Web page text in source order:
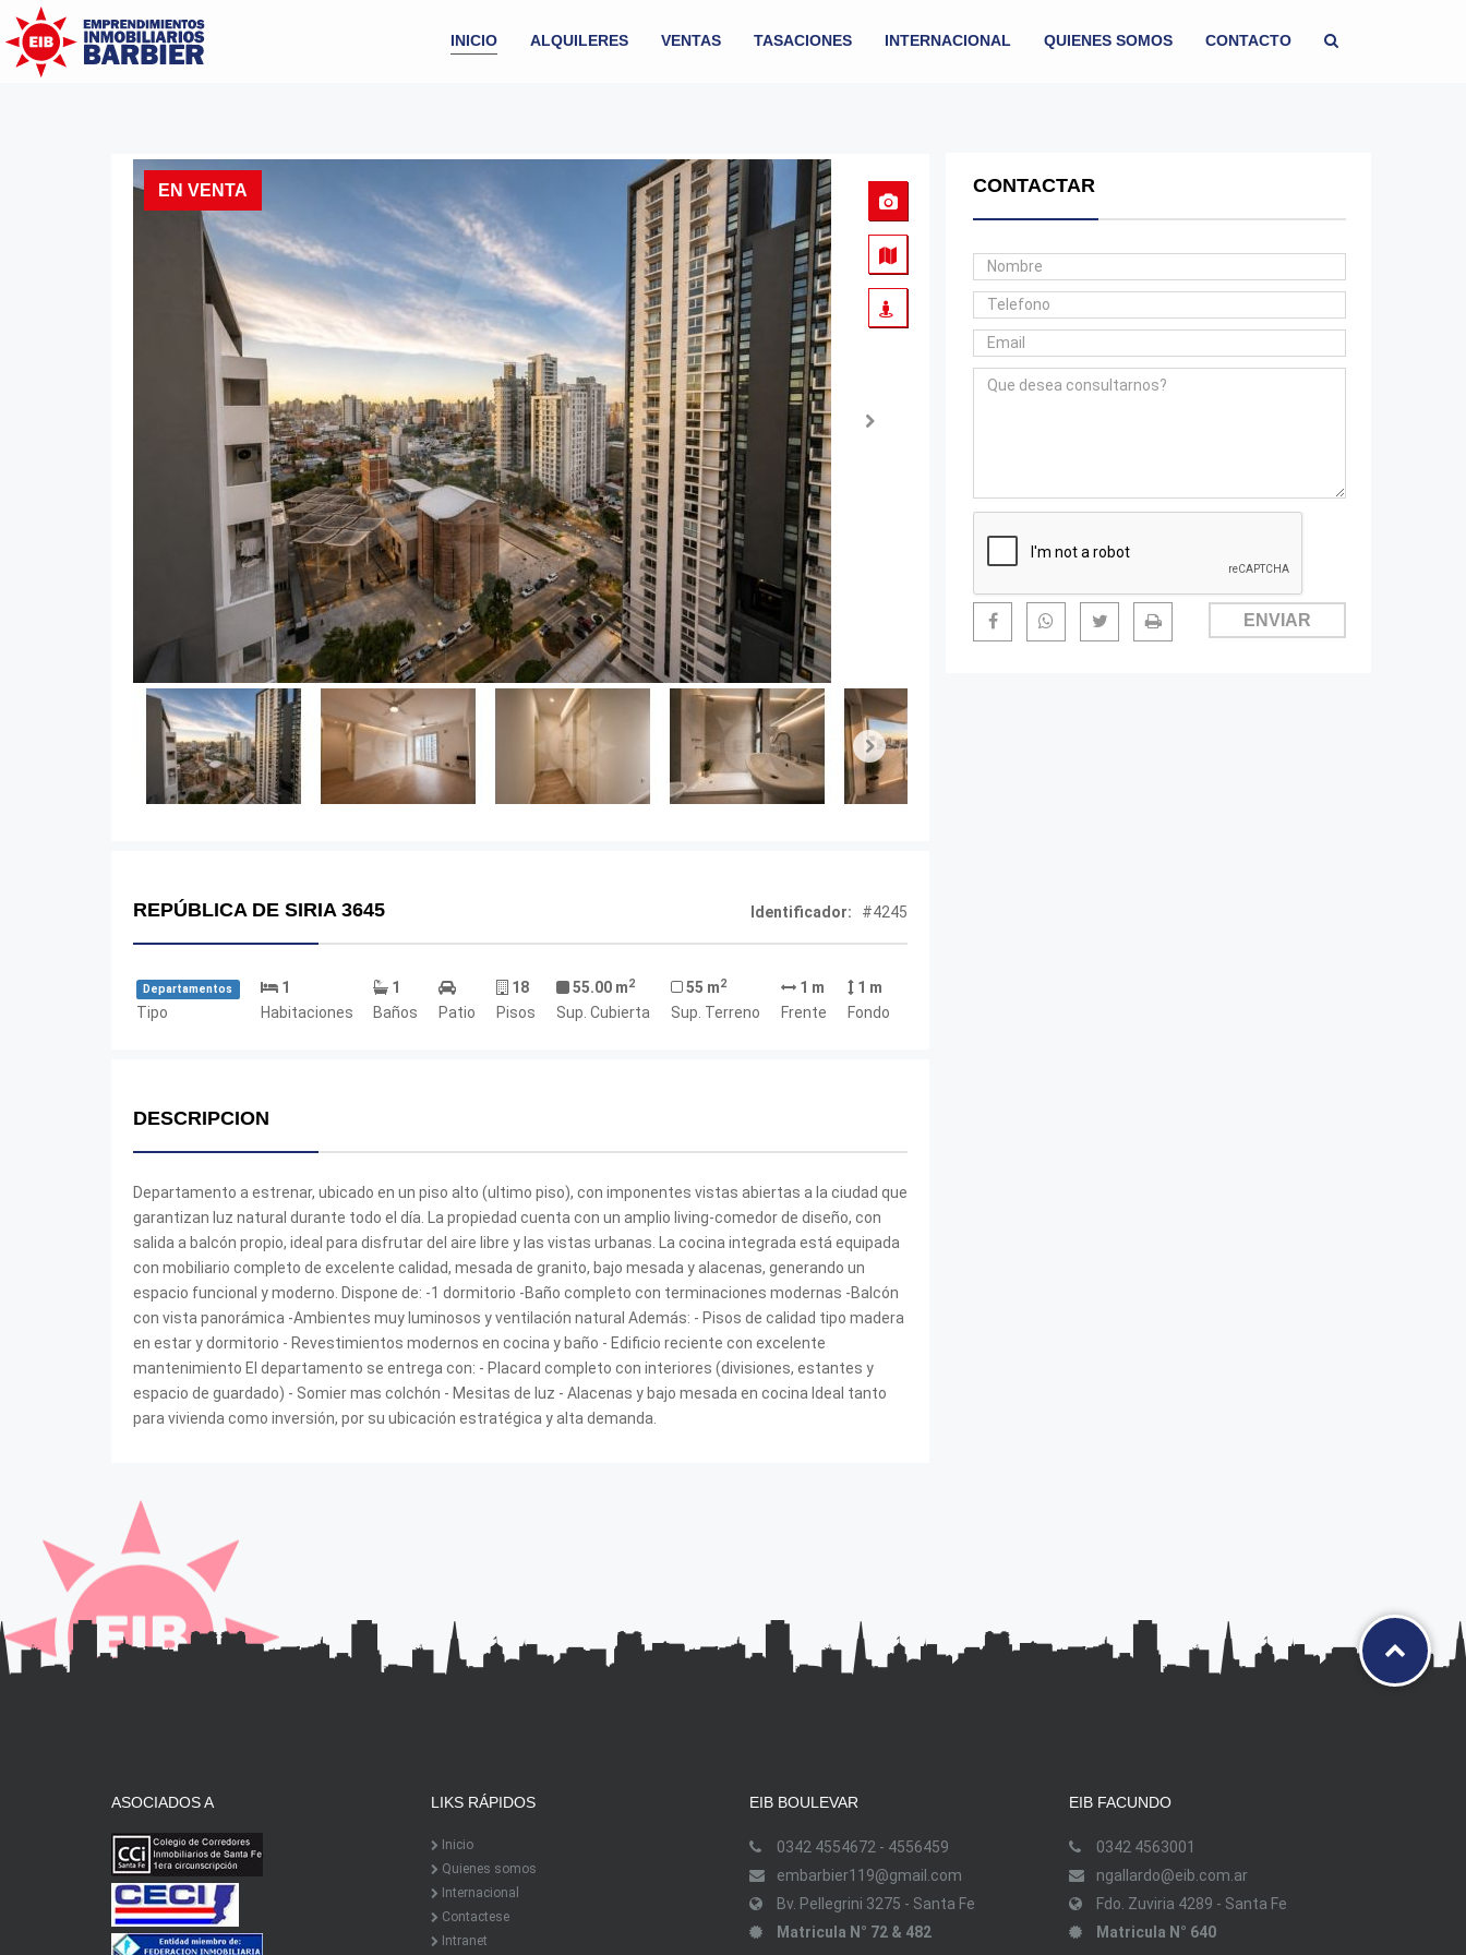
INICIO ALQUILERES VENTAS TASACIONES INTERNACIONAL QUIENES SOMOS CONTACTO
EN VENTA EN VENTA
Next
REPÚBLICA DE SIRIA 3645 Identificador: #4245
Departamentos
Tipo
1
Habitaciones
1
Baños
Patio
18
Pisos
55.00 m2
Sup. Cubierta
55 m2
Sup. Terreno
1 m
Frente
1 m
Fondo
DESCRIPCION
Departamento a estrenar, ubicado en un piso alto (ultimo piso), con imponentes vistas abiertas a la ciudad que
garantizan luz natural durante todo el día. La propiedad cuenta con un amplio living-comedor de diseño, con
salida a balcón propio, ideal para disfrutar del aire libre y las vistas urbanas. La cocina integrada está equipada
con mobiliario completo de excelente calidad, mesada de granito, bajo mesada y alacenas, generando un
espacio funcional y moderno. Dispone de: -1 dormitorio -Baño completo con terminaciones modernas -Balcón
con vista panorámica -Ambientes muy luminosos y ventilación natural Además: - Pisos de calidad tipo madera
en estar y dormitorio - Revestimientos modernos en cocina y baño - Edificio reciente con excelente
mantenimiento El departamento se entrega con: - Placard completo con interiores (divisiones, estantes y
espacio de guardado) - Somier mas colchón - Mesitas de luz - Alacenas y bajo mesada en cocina Ideal tanto
para vivienda como inversión, por su ubicación estratégica y alta demanda.
CONTACTAR
ASOCIADOS A LIKS RÁPIDOS
Inicio
Quienes somos
Internacional
Contactese
Intranet
EIB BOULEVAR
0342 4554672 - 4556459
embarbier119@gmail.com
Bv. Pellegrini 3275 - Santa Fe
Matricula N° 72 & 482
EIB FACUNDO
0342 4563001
ngallardo@eib.com.ar
Fdo. Zuviria 4289 - Santa Fe
Matricula N° 640